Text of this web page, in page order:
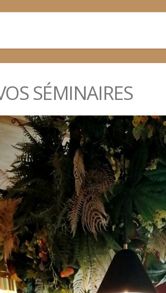
SÉMINAIRES